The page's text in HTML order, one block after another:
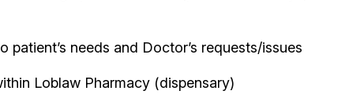
needs and Doctor’s requests/issues
Loblaw Pharmacy (dispensary)